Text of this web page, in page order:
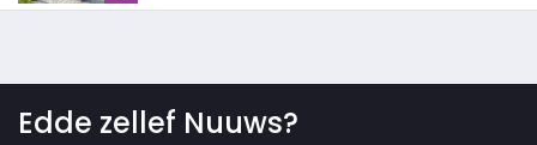
Edde zellef Nuuws?